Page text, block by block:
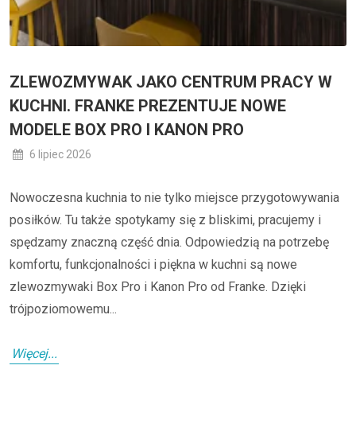
ZLEWOZMYWAK JAKO CENTRUM PRACY W
KUCHNI. FRANKE PREZENTUJE NOWE
MODELE BOX PRO I KANON PRO
6 lipiec 2026
Nowoczesna kuchnia to nie tylko miejsce przygotowywania
posiłków. Tu także spotykamy się z bliskimi, pracujemy i
spędzamy znaczną część dnia. Odpowiedzią na potrzebę
komfortu, funkcjonalności i piękna w kuchni są nowe
zlewozmywaki Box Pro i Kanon Pro od Franke. Dzięki
trójpoziomowemu...
Więcej...